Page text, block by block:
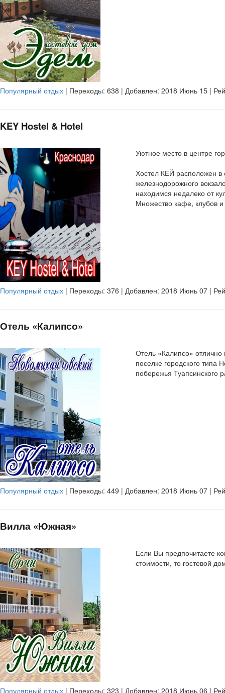
Популярный отдых | Переходы: 638 | Добавлен: 2018 Июнь 15 |
KEY Hostel & Hotel
Уютное место в центре
Хостел КЕЙ расположен в
железнодорожного
находимся недалеко от
Множество кафе, клубов
Популярный отдых | Переходы: 376 | Добавлен: 2018 Июнь 07 |
Отель «Калипсо»
Отель «Калипсо»
поселке городского
побережья Туапсинского
Популярный отдых | Переходы: 449 | Добавлен: 2018 Июнь 07 |
Вилла «Южная»
Если Вы предпочитаете
стоимости, то гостевой
Популярный отдых | Переходы: 323 | Добавлен: 2018 Июнь 06 |